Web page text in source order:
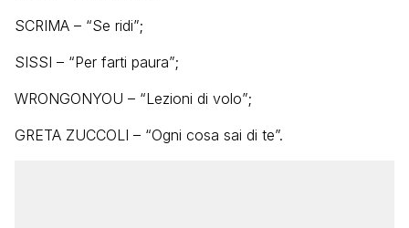
SCRIMA – “Se ridi”;
SISSI – “Per farti paura”;
WRONGONYOU – “Lezioni di volo”;
GRETA ZUCCOLI – “Ogni cosa sai di te”.